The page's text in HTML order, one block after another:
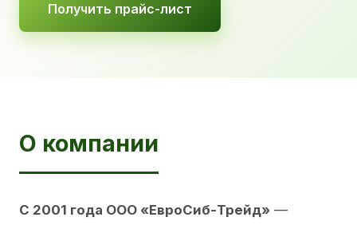
Получить прайс-лист
О компании
С 2001 года ООО «ЕвроСиб-Трейд» —